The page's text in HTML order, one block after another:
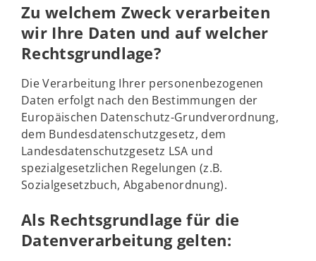
Zu welchem Zweck verarbeiten
wir Ihre Daten und auf welcher
Rechtsgrundlage?
Die Verarbeitung Ihrer personenbezogenen
Daten erfolgt nach den Bestimmungen der
Europäischen Datenschutz-Grundverordnung,
dem Bundesdatenschutzgesetz, dem
Landesdatenschutzgesetz LSA und
spezialgesetzlichen Regelungen (z.B.
Sozialgesetzbuch, Abgabenordnung).
Als Rechtsgrundlage für die
Datenverarbeitung gelten: